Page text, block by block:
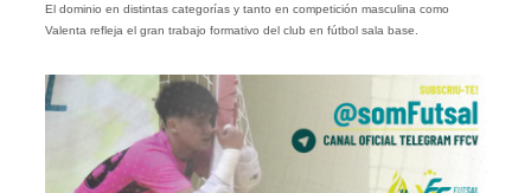
El dominio en distintas categorías y tanto en competición masculina como
Valenta refleja el gran trabajo formativo del club en fútbol sala base.